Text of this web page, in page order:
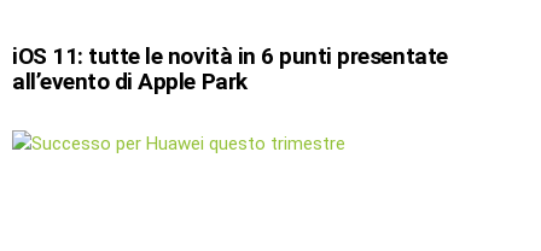
iOS 11: tutte le novità in 6 punti presentate
all’evento di Apple Park